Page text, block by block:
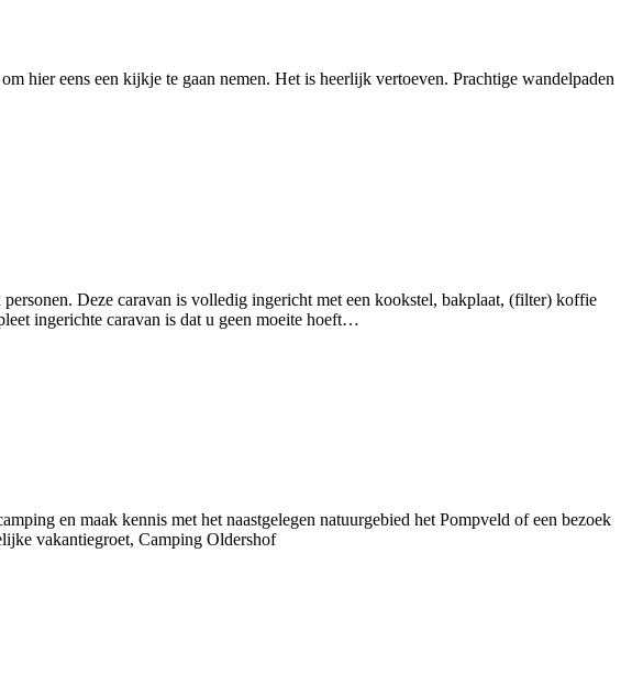
hier eens een kijkje te gaan nemen. Het is heerlijk vertoeven. Prachtige wandelpaden
Deze caravan is volledig ingericht met een kookstel, bakplaat, (filter) koffie
ingerichte caravan is dat u geen moeite hoeft…
en maak kennis met het naastgelegen natuurgebied het Pompveld of een bezoek
vakantiegroet, Camping Oldershof